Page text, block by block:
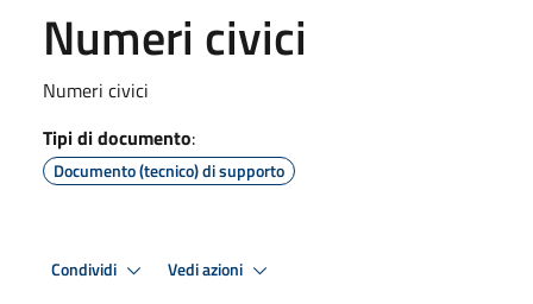
Numeri civici
Numeri civici
Tipi di documento:
Documento (tecnico) di supporto
Condividi Vedi azioni